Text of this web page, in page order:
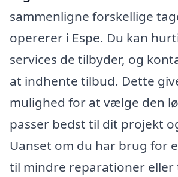
sammenligne forskellige
opererer i Espe. Du kan
services de tilbyder, og
at indhente tilbud. Dette
mulighed for at vælge den
passer bedst til dit projekt
Uanset om du har brug for
til mindre reparationer eller